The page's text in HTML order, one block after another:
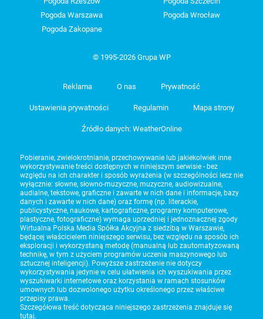
Pogoda Warszawa
Pogoda Wrocław
Pogoda Zakopane
© 1995-2026 Grupa WP
Reklama O nas Prywatność
Ustawienia prywatności Regulamin Mapa strony
Źródło danych: WeatherOnline
Pobieranie, zwielokrotnianie, przechowywanie lub jakiekolwiek inne
wykorzystywanie treści dostępnych w niniejszym serwisie - bez
względu na ich charakter i sposób wyrażenia (w szczególności lecz nie
wyłącznie: słowne, słowno-muzyczne, muzyczne, audiowizualne,
audialne, tekstowe, graficzne i zawarte w nich dane i informacje, bazy
danych i zawarte w nich dane) oraz formę (np. literackie,
publicystyczne, naukowe, kartograficzne, programy komputerowe,
plastyczne, fotograficzne) wymaga uprzedniej i jednoznacznej zgody
Wirtualna Polska Media Spółka Akcyjna z siedzibą w Warszawie,
będącej właścicielem niniejszego serwisu, bez względu na sposób ich
eksploracji i wykorzystaną metodę (manualną lub zautomatyzowaną
technikę, w tym z użyciem programów uczenia maszynowego lub
sztucznej inteligencji). Powyższe zastrzeżenie nie dotyczy
wykorzystywania jedynie w celu ułatwienia ich wyszukiwania przez
wyszukiwarki internetowe oraz korzystania w ramach stosunków
umownych lub dozwolonego użytku określonego przez właściwe
przepisy prawa.
Szczegółowa treść dotycząca niniejszego zastrzeżenia znajduje się
tutaj.